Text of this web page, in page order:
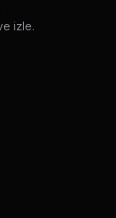
izle.